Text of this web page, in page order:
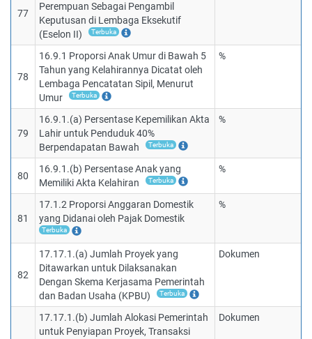
77
Perempuan Sebagai Pengambil
Keputusan di Lembaga Eksekutif
(Eselon II)
Terbuka
78
16.9.1 Proporsi Anak Umur di Bawah 5
Tahun yang Kelahirannya Dicatat oleh
Lembaga Pencatatan Sipil, Menurut
Umur
Terbuka
%
79
16.9.1.(a) Persentase Kepemilikan Akta
Lahir untuk Penduduk 40%
Berpendapatan Bawah
Terbuka
%
80
16.9.1.(b) Persentase Anak yang
Memiliki Akta Kelahiran
Terbuka
%
81
17.1.2 Proporsi Anggaran Domestik
yang Didanai oleh Pajak Domestik
Terbuka
%
82
17.17.1.(a) Jumlah Proyek yang
Ditawarkan untuk Dilaksanakan
Dengan Skema Kerjasama Pemerintah
dan Badan Usaha (KPBU)
Terbuka
Dokumen
17.17.1.(b) Jumlah Alokasi Pemerintah
untuk Penyiapan Proyek, Transaksi
Dokumen